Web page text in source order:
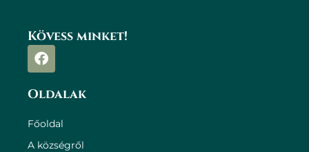
Kövess minket!
Oldalak
Főoldal
A községről